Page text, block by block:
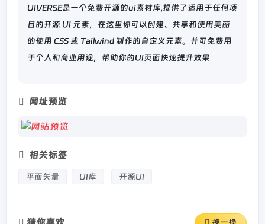
UIVERSE是一个免费开源的ui素材库,提供了适用于任何项
目的开源 UI 元素，在这里你可以创建、共享和使用美丽
的使用 CSS 或 Tailwind 制作的自定义元素。并可免费用
于个人和商业用途，帮助你的UI页面快速提升效果
网址预览
相关标签
平面矢量 UI库 开源UI